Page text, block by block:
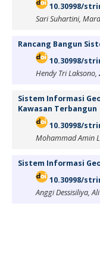
10.30998/
Sari Suhartini,
Rancang Bangun
10.30998/
Hendy Tri
Sistem Informasi
Kawasan Terbangun
10.30998/
Mohammad Amin
Sistem Informasi
10.30998/
Anggi Dessisiliya,